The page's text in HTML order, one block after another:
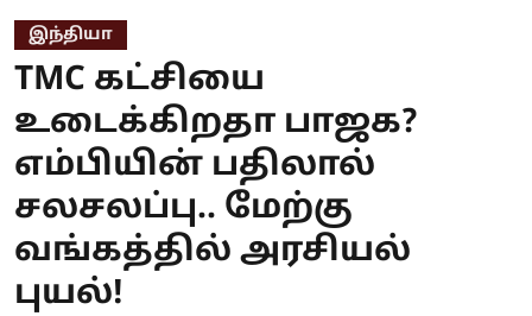
இந்தியா
TMC கட்சியை
உடைக்கிறதா பாஜக?
எம்பியின் பதிலால்
சலசலப்பு.. மேற்கு
வங்கத்தில் அரசியல்
புயல்!